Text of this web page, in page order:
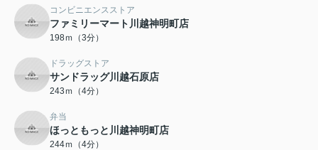
コンビニエンスストア
ファミリーマート川越神明町店
198ｍ（3分）
ドラッグストア
サンドラッグ川越石原店
243ｍ（4分）
弁当
ほっともっと川越神明町店
244ｍ（4分）